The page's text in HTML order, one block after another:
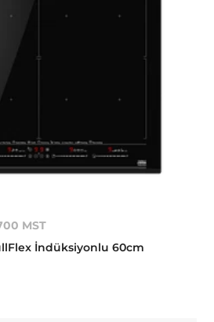
MST
İndüksiyonlu 60cm